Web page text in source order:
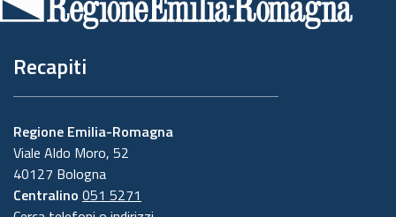
pagina
Recapiti
Regione Emilia-Romagna
Viale Aldo Moro, 52
40127 Bologna
Centralino 051 5271